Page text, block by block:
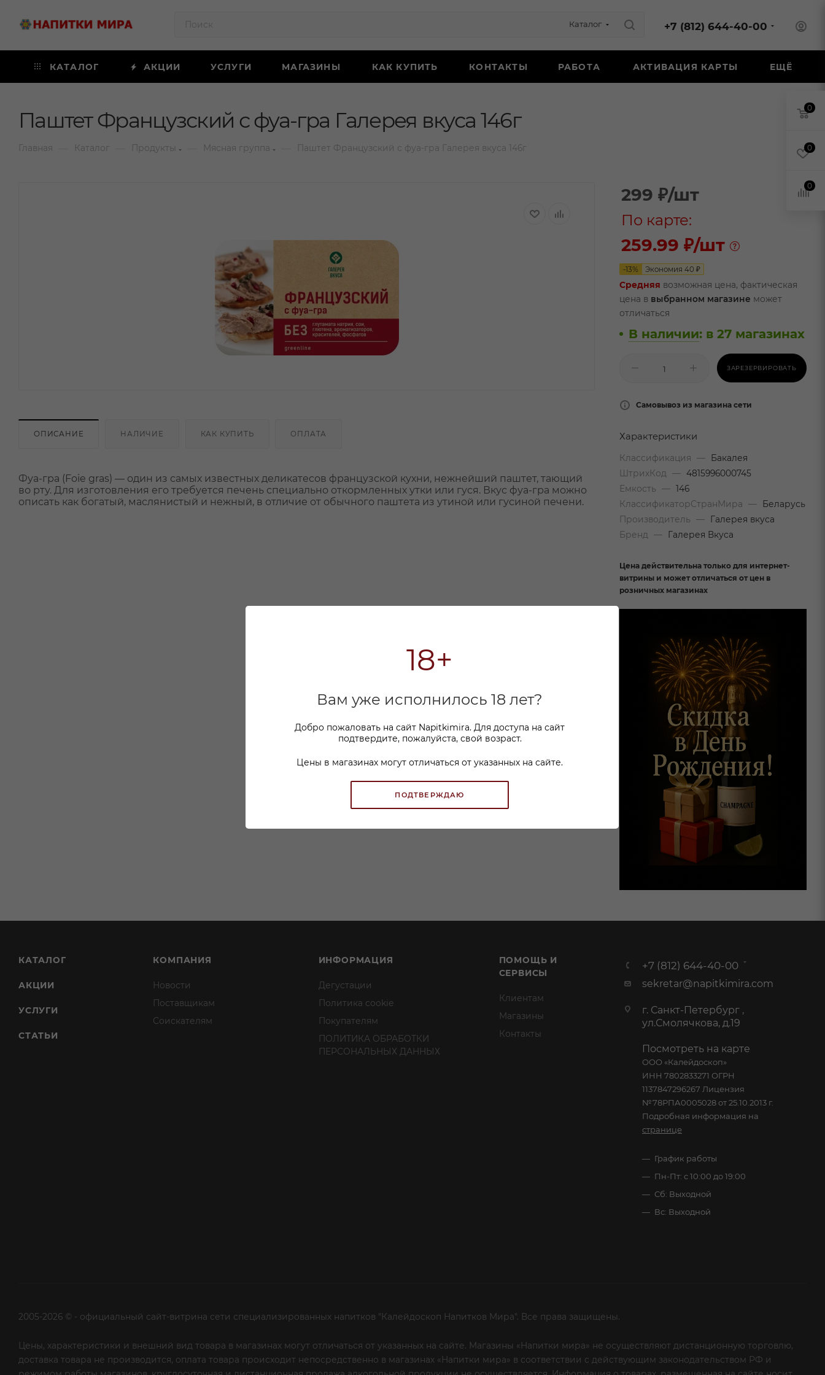
18+
Вам уже исполнилось 18 лет?
Добро пожаловать на сайт Napitkimira. Для доступа на сайт
подтвердите, пожалуйста, свой возраст.
Цены в магазинах могут отличаться от указанных на сайте.
ПОДТВЕРЖДАЮ
Каталог +7 (812) 644-40-00
КАТАЛОГ АКЦИИ УСЛУГИ МАГАЗИНЫ КАК КУПИТЬ КОНТАКТЫ РАБОТА АКТИВАЦИЯ КАРТЫ ЕЩЁ
Паштет Французский с фуа-гра Галерея вкуса 146г
Главная Каталог Продукты Мясная группа Паштет Французский с фуа-гра Галерея вкуса 146г
ОПИСАНИЕ НАЛИЧИЕ КАК КУПИТЬ ОПЛАТА
Фуа-гра (Foie gras) — один из самых известных деликатесов французской кухни, нежнейший паштет, тающий
во рту. Для изготовления его требуется печень специально откормленных утки или гуся. Вкус фуа-гра можно
описать как богатый, маслянистый и нежный, в отличие от обычного паштета из утиной или гусиной печени.
299 ₽/шт
По карте:
259.99 ₽/шт
-13% Экономия 40 ₽
Средняя возможная цена, фактическая
цена в выбранном магазине может
отличаться
В наличии: в 27 магазинах
ЗАРЕЗЕРВИРОВАТЬ
Самовывоз из магазина сети
Характеристики
Классификация —
Бакалея
ШтрихКод
— 4815996000745
Емкость
— 146
КлассификаторСтранМира
—
Беларусь
Производитель
—
Галерея вкуса
Бренд
— Галерея Вкуса
Цена действительна только для интернет-
витрины и может отличаться от цен в
розничных магазинах
КАТАЛОГ
АКЦИИ
УСЛУГИ
СТАТЬИ
КОМПАНИЯ
Новости
Поставщикам
Соискателям
ИНФОРМАЦИЯ
Дегустации
Политика cookie
Покупателям
ПОЛИТИКА ОБРАБОТКИ
ПЕРСОНАЛЬНЫХ ДАННЫХ
ПОМОЩЬ И
СЕРВИСЫ
Клиентам
Магазины
Контакты
+7 (812) 644-40-00
sekretar@napitkimira.com
г. Санкт-Петербург ,
ул.Смолячкова, д.19
Посмотреть на карте
ООО «Калейдоскоп»
ИНН 7802833271 ОГРН
1137847296267 Лицензия
№78РПА0005028 от 25.10.2013 г.
Подробная информация на
странице
График работы
Пн-Пт: с 10:00 до 19:00
Сб: Выходной
Вс: Выходной
2005-2026 © - официальный сайт-витрина сети специализированных напитков "Калейдоскоп Напитков Мира". Все права защищены.
Цены, характеристики и внешний вид товара в магазинах могут отличаться от указанных на сайте. Магазины «Напитки мира» не осуществляют дистанционную торговлю,
доставка товара не производится, оплата товара происходит непосредственно в магазинах «Напитки мира» в соответствии с действующим законодательством РФ и
0
0
0